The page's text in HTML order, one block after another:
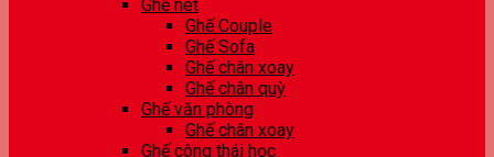
Ghế net
Ghế Couple
Ghế Sofa
Ghế chân xoay
Ghế chân quỳ
Ghế văn phòng
Ghế chân xoay
Ghế công thái học